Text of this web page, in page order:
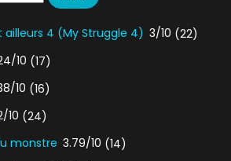
ailleurs 4 (My Struggle 4) 3/10 (22)
10 (17)
10 (16)
10 (24)
monstre 3.79/10 (14)